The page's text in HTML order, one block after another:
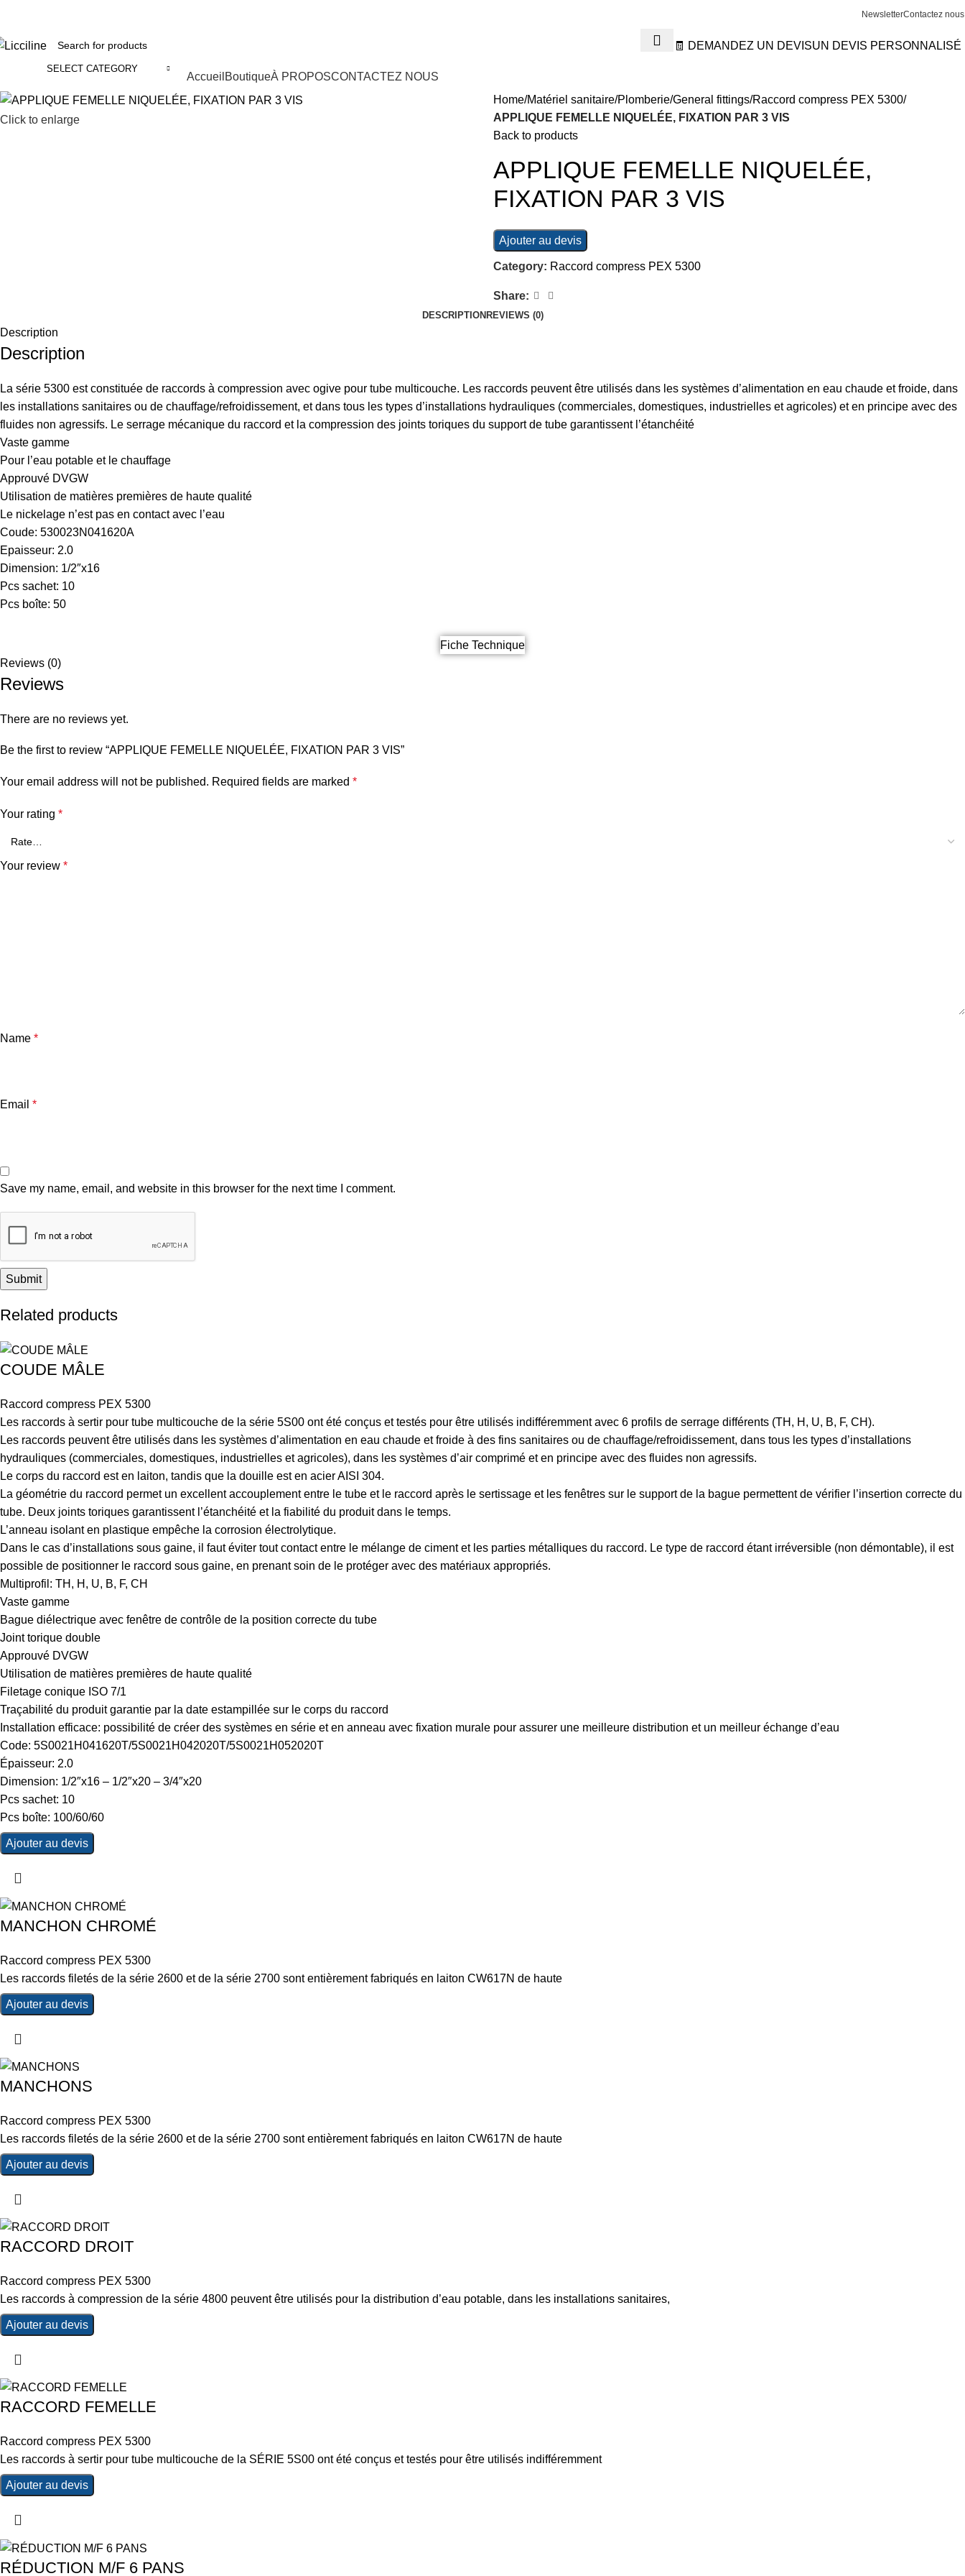
NewsletterContactez nous
SELECT CATEGORY
🧾 DEMANDEZ UN DEVISUN DEVIS PERSONNALISÉ
Categories Accueil BoutiqueÀ PROPOSCONTACTEZ NOUS
Click to enlarge
Home Matériel sanitaire Plomberie General fittings Raccord compress PEX 5300
APPLIQUE FEMELLE NIQUELÉE, FIXATION PAR 3 VIS
Back to products
APPLIQUE FEMELLE NIQUELÉE,
FIXATION PAR 3 VIS
Ajouter au devis
Category: Raccord compress PEX 5300
Share:
DESCRIPTION REVIEWS (0)
Description
Description
La série 5300 est constituée de raccords à compression avec ogive pour tube multicouche. Les raccords peuvent être utilisés dans les systèmes d’alimentation en eau chaude et froide, dans
les installations sanitaires ou de chauffage/refroidissement, et dans tous les types d’installations hydrauliques (commerciales, domestiques, industrielles et agricoles) et en principe avec des
fluides non agressifs. Le serrage mécanique du raccord et la compression des joints toriques du support de tube garantissent l’étanchéité
Vaste gamme
Pour l’eau potable et le chauffage
Approuvé DVGW
Utilisation de matières premières de haute qualité
Le nickelage n’est pas en contact avec l’eau
Coude: 530023N041620A
Epaisseur: 2.0
Dimension: 1/2″x16
Pcs sachet: 10
Pcs boîte: 50
Fiche Technique
Reviews (0)
Reviews
There are no reviews yet.
Be the first to review “APPLIQUE FEMELLE NIQUELÉE, FIXATION PAR 3 VIS”
Your email address will not be published. Required fields are marked *
Your rating *
Your review *
Name *
Email *
Save my name, email, and website in this browser for the next time I comment.
Related products
COUDE MÂLE
Raccord compress PEX 5300
Les raccords à sertir pour tube multicouche de la série 5S00 ont été conçus et testés pour être utilisés indifféremment avec 6 profils de serrage différents (TH, H, U, B, F, CH).
Les raccords peuvent être utilisés dans les systèmes d’alimentation en eau chaude et froide à des fins sanitaires ou de chauffage/refroidissement, dans tous les types d’installations
hydrauliques (commerciales, domestiques, industrielles et agricoles), dans les systèmes d’air comprimé et en principe avec des fluides non agressifs.
Le corps du raccord est en laiton, tandis que la douille est en acier AISI 304.
La géométrie du raccord permet un excellent accouplement entre le tube et le raccord après le sertissage et les fenêtres sur le support de la bague permettent de vérifier l’insertion correcte du
tube. Deux joints toriques garantissent l’étanchéité et la fiabilité du produit dans le temps.
L’anneau isolant en plastique empêche la corrosion électrolytique.
Dans le cas d’installations sous gaine, il faut éviter tout contact entre le mélange de ciment et les parties métalliques du raccord. Le type de raccord étant irréversible (non démontable), il est
possible de positionner le raccord sous gaine, en prenant soin de le protéger avec des matériaux appropriés.
Multiprofil: TH, H, U, B, F, CH
Vaste gamme
Bague diélectrique avec fenêtre de contrôle de la position correcte du tube
Joint torique double
Approuvé DVGW
Utilisation de matières premières de haute qualité
Filetage conique ISO 7/1
Traçabilité du produit garantie par la date estampillée sur le corps du raccord
Installation efficace: possibilité de créer des systèmes en série et en anneau avec fixation murale pour assurer une meilleure distribution et un meilleur échange d’eau
Code: 5S0021H041620T/5S0021H042020T/5S0021H052020T
Épaisseur: 2.0
Dimension: 1/2″x16 – 1/2″x20 – 3/4″x20
Pcs sachet: 10
Pcs boîte: 100/60/60
Ajouter au devis
MANCHON CHROMÉ
Raccord compress PEX 5300
Les raccords filetés de la série 2600 et de la série 2700 sont entièrement fabriqués en laiton CW617N de haute
Ajouter au devis
MANCHONS
Raccord compress PEX 5300
Les raccords filetés de la série 2600 et de la série 2700 sont entièrement fabriqués en laiton CW617N de haute
Ajouter au devis
RACCORD DROIT
Raccord compress PEX 5300
Les raccords à compression de la série 4800 peuvent être utilisés pour la distribution d’eau potable, dans les installations sanitaires,
Ajouter au devis
RACCORD FEMELLE
Raccord compress PEX 5300
Les raccords à sertir pour tube multicouche de la SÉRIE 5S00 ont été conçus et testés pour être utilisés indifféremment
Ajouter au devis
RÉDUCTION M/F 6 PANS